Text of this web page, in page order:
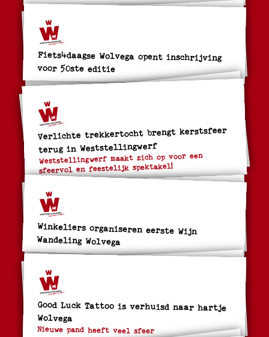
Fiets4daagse Wolvega opent inschrijving
voor 50ste editie
Verlichte trekkertocht brengt kerstsfeer
terug in Weststellingwerf
Weststellingwerf maakt zich op voor een
sfeervol en feestelijk spektakel!
Winkeliers organiseren eerste Wijn
Wandeling Wolvega
Good Luck Tattoo is verhuisd naar hartje
Wolvega
Nieuwe pand heeft veel sfeer